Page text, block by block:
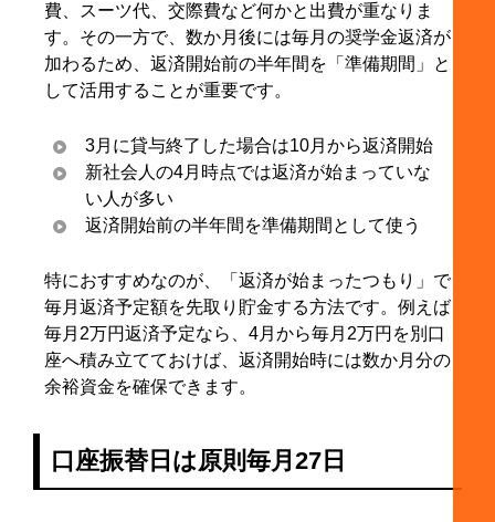
費、スーツ代、交際費など何かと出費が重なりま
す。その一方で、数か月後には毎月の奨学金返済が
加わるため、返済開始前の半年間を「準備期間」と
して活用することが重要です。
3月に貸与終了した場合は10月から返済開始
新社会人の4月時点では返済が始まっていな
い人が多い
返済開始前の半年間を準備期間として使う
特におすすめなのが、「返済が始まったつもり」で
毎月返済予定額を先取り貯金する方法です。例えば
毎月2万円返済予定なら、4月から毎月2万円を別口
座へ積み立てておけば、返済開始時には数か月分の
余裕資金を確保できます。
口座振替日は原則毎月27日